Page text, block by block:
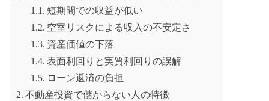
短期間での収益が低い
空室リスクによる収入の不安定さ
資産価値の下落
表面利回りと実質利回りの誤解
ローン返済の負担
不動産投資で儲からない人の特徴